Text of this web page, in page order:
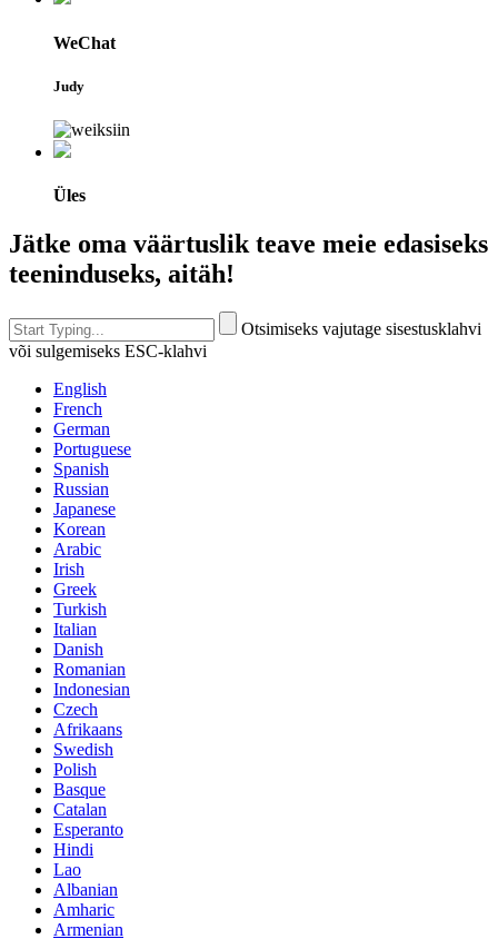
WeChat
Judy
Üles
Jätke oma väärtuslik teave meie edasiseks
teeninduseks, aitäh!
Otsimiseks vajutage sisestusklahvi
või sulgemiseks ESC-klahvi
English
French
German
Portuguese
Spanish
Russian
Japanese
Korean
Arabic
Irish
Greek
Turkish
Italian
Danish
Romanian
Indonesian
Czech
Afrikaans
Swedish
Polish
Basque
Catalan
Esperanto
Hindi
Lao
Albanian
Amharic
Armenian